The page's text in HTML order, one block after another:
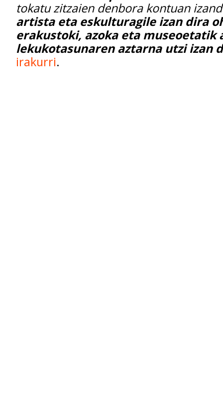
tokatu zitzaien denbora kontuan
artista eta eskulturagile izan dira
erakustoki, azoka eta museoetatik
lekukotasunaren aztarna utzi izan
irakurri.